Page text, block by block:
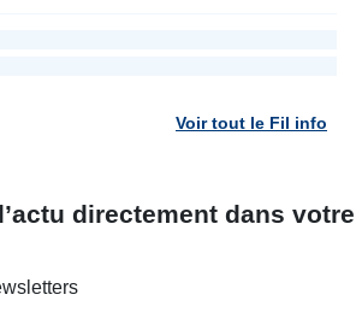
Voir tout le Fil info
directement dans votre